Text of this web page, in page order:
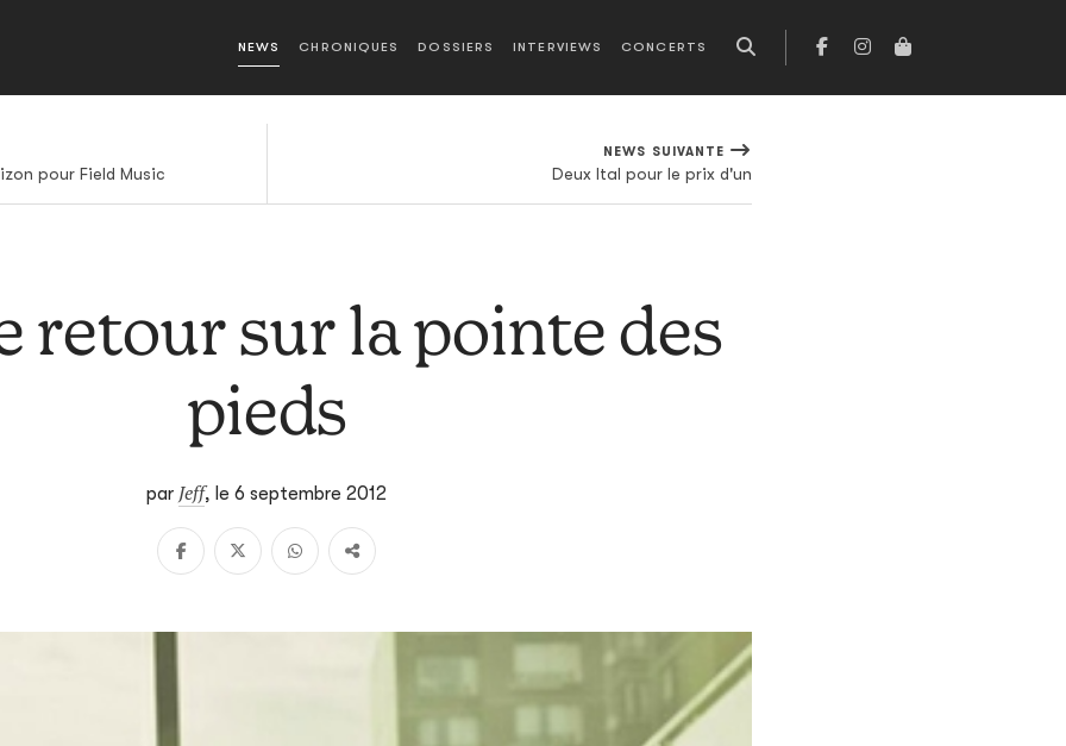
NEWS CHRONIQUES DOSSIERS INTERVIEWS CONCERTS
pour Field Music
NEWS SUIVANTE
Deux Ital pour le prix d'un
retour sur la pointe des
pieds
par Jeff, le 6 septembre 2012